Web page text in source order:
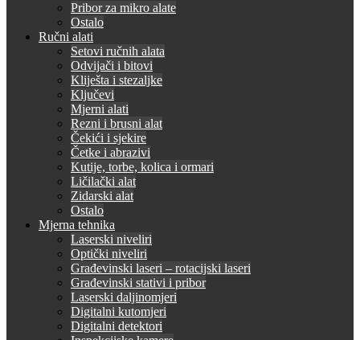
Pribor za mikro alate
Ostalo
Ručni alati
Setovi ručnih alata
Odvijači i bitovi
Kliješta i stezaljke
Ključevi
Mjerni alati
Rezni i brusni alat
Čekići i sjekire
Četke i abrazivi
Kutije, torbe, kolica i ormari
Ličilački alat
Zidarski alat
Ostalo
Mjerna tehnika
Laserski niveliri
Optički niveliri
Građevinski laseri – rotacijski laseri
Građevinski stativi i pribor
Laserski daljinomjeri
Digitalni kutomjeri
Digitalni detektori